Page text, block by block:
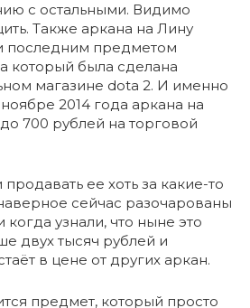
с остальными. Видимо
Также аркана на Лину
последним предметом
который была сделана
магазине dota 2. И именно
2014 года аркана на
700 рублей на торговой
ее хоть за какие-то
сейчас разочарованы
узнали, что ныне это
двух тысяч рублей и
в цене от других аркан.
предмет, который просто